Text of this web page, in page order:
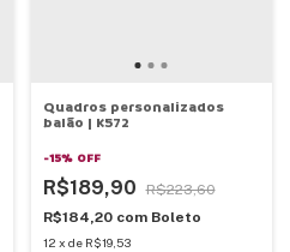
Quadros personalizados
balão | K572
-15% OFF
R$189,90
R$223,60
R$184,20 com Boleto
12 x de R$19,53